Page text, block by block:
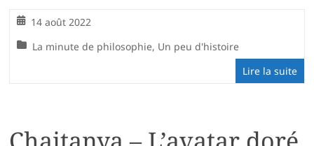
14 août 2022
La minute de philosophie, Un peu d'histoire
Lire la suite